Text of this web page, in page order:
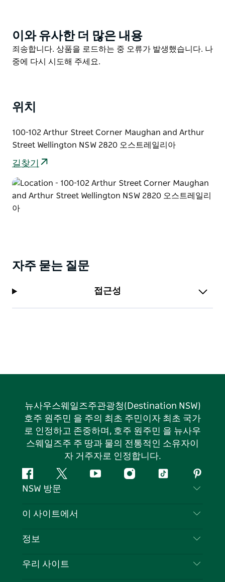
페더럴 호텔 비스트로에서는 테이크아웃도 가능합니다.
Product
List
이와 유사한 더 많은 내용
Product
List
죄송합니다. 상품을 로드하는 중 오류가 발생했습니다. 나
중에 다시 시도해 주세요.
위치
100-102 Arthur Street Corner Maughan and Arthur
Street Wellington NSW 2820 오스트레일리아
길찾기
자주 묻는 질문
접근성
뉴사우스웨일즈주관광청(Destination NSW)
호주 원주민 을 주의 최초 주민이자 최초 국가
로 인정하고 존중하며, 호주 원주민 을 뉴사우
스웨일즈주 주 땅과 물의 전통적인 소유자이
자 거주자로 인정합니다.
페
이
북
지
다
유
인
틱
핀
터
스
NSW 방문
문의하기
쿠키 고지
이 사이트에서
목적지
정보
여행 정보
우리 사이트